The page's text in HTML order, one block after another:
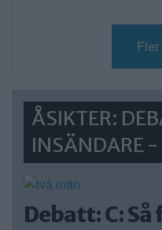
Fler
ÅSIKTER:
INSÄNDARE -
Debatt: C: